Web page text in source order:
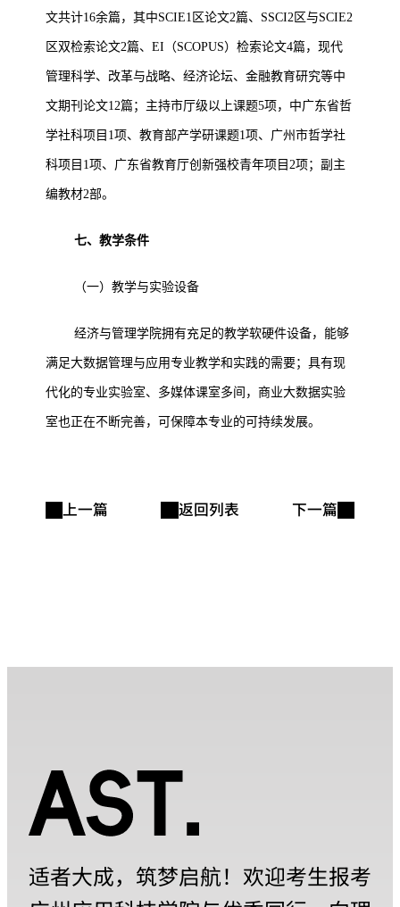
文共计16余篇，其中SCIE1区论文2篇、SSCI2区与SCIE2
区双检索论文2篇、EI（SCOPUS）检索论文4篇，现代
管理科学、改革与战略、经济论坛、金融教育研究等中
文期刊论文12篇；主持市厅级以上课题5项，中广东省哲
学社科项目1项、教育部产学研课题1项、广州市哲学社
科项目1项、广东省教育厅创新强校青年项目2项；副主
编教材2部。
七、教学条件
（一）教学与实验设备
经济与管理学院拥有充足的教学软硬件设备，能够
满足大数据管理与应用专业教学和实践的需要；具有现
代化的专业实验室、多媒体课室多间，商业大数据实验
室也正在不断完善，可保障本专业的可持续发展。
上一篇 返回列表 下一篇
适者大成，筑梦启航！欢迎考生报考